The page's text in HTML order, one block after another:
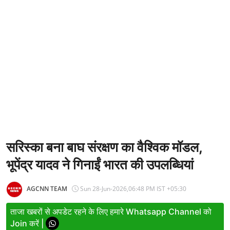
Business
Relationship
Education
Defence & Security
Environment
सरिस्का बना बाघ संरक्षण का वैश्विक मॉडल,
भूपेंद्र यादव ने गिनाईं भारत की उपलब्धियां
AGCNN TEAM Sun 28-Jun-2026,06:48 PM IST +05:30
ताजा खबरों से अपडेट रहने के लिए हमारे Whatsapp Channel को
Join करें |